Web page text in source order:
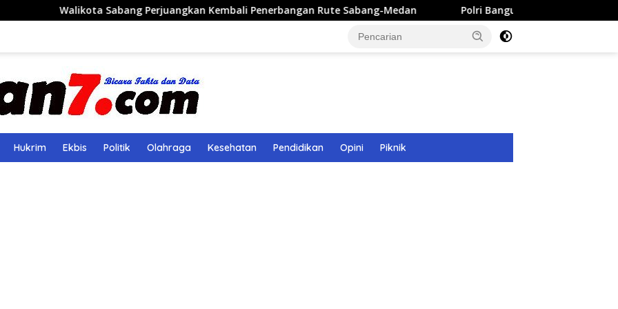
Sabang Perjuangkan Kembali Penerbangan Rute Sabang-Medan Polri Bangun 40 Titik Sumur Bor untuk Warga
Hukrim Ekbis Politik Olahraga Kesehatan Pendidikan Opini Piknik